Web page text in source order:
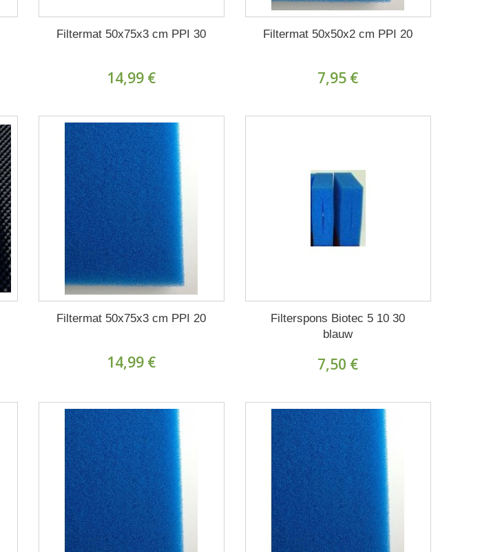
Filtermat 50x75x3 cm PPI 30
14,99 €
Filtermat 50x50x2 cm PPI 20
7,95 €
Filtermat 50x75x3 cm PPI 20
14,99 €
Filterspons Biotec 5 10 30
blauw
7,50 €